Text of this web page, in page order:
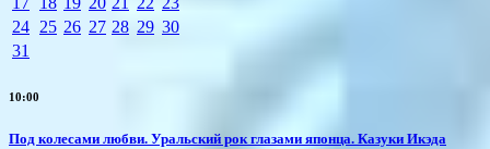
24 25 26 27 28 29 30
31
10:00
Под колесами любви. Уральский рок глазами японца. Казуки Икэда